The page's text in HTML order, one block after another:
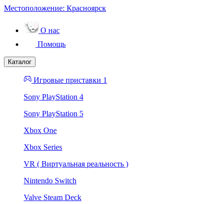
Местоположение: Красноярск
О нас
Помощь
Каталог
Игровые приставки 1
Sony PlayStation 4
Sony PlayStation 5
Xbox One
Xbox Series
VR ( Виртуальная реальность )
Nintendo Switch
Valve Steam Deck